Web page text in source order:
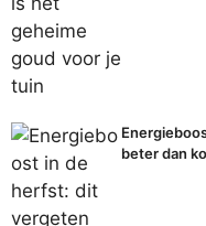
beter dan